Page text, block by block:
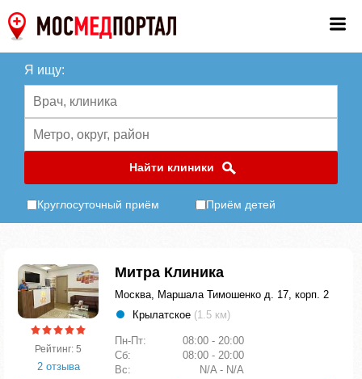
Я ищу:
Найти клиники
Круглосуточный приём Приём детей
Рейтинг: 5
2 отзыва
Митра Клиника
Москва, Маршала Тимошенко д. 17, корп. 2
Крылатское (1.5 км)
Пн-Пт:
08:00 - 20:00
Сб:
08:00 - 20:00
Вс:
N/A - N/A